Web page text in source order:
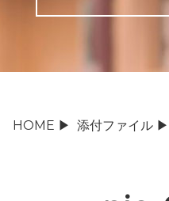
HOME ▶ 添付ファイル ▶